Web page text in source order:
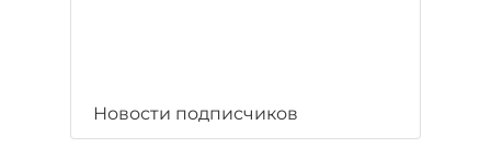
Новости подписчиков